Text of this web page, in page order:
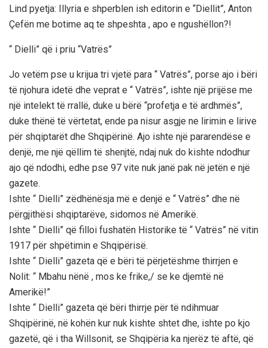
Lind pyetja: Illyria e shperblen ish editorin e “Diellit”, Anton
Çefën me botime aq te shpeshta , apo e ngushëllon?!
“ Dielli” që i priu “Vatrës”
Jo vetëm pse u krijua tri vjetë para “ Vatrës”, porse ajo i bëri
të njohura idetë dhe veprat e “ Vatrës”, ishte një prijëse me
një intelekt të rrallë, duke u bërë “profetja e të ardhmës”,
duke thënë të vërtetat, ende pa nisur asgje ne lirimin e lirive
për shqiptarët dhe Shqipërinë. Ajo ishte një pararendëse e
denjë, me një qëllim të shenjtë, ndaj nuk do kishte ndodhur
ajo që ndodhi, edhe pse 97 vite nuk janë pak në jetën e një
gazete.
Ishte “ Dielli” zëdhënësja më e denjë e “ Vatrës” dhe në
përgjithësi shqiptarëve, sidomos në Amerikë.
Ishte “ Dielli” që filloi fushatën Historike të “ Vatrës” në vitin
1917 për shpëtimin e Shqipërisë.
Ishte “ Dielli” gazeta që e bëri të përjetëshme thirrjen e
Nolit: “ Mbahu nënë , mos ke frike,/ se ke djemtë në
Amerikë!”
Ishte “ Dielli” gazeta që bëri thirrje për të ndihmuar
Shqipërinë, në kohën kur nuk kishte shtet dhe, ishte po kjo
gazetë, që i tha Willsonit, se Shqipëria ka njerëz të aftë, që